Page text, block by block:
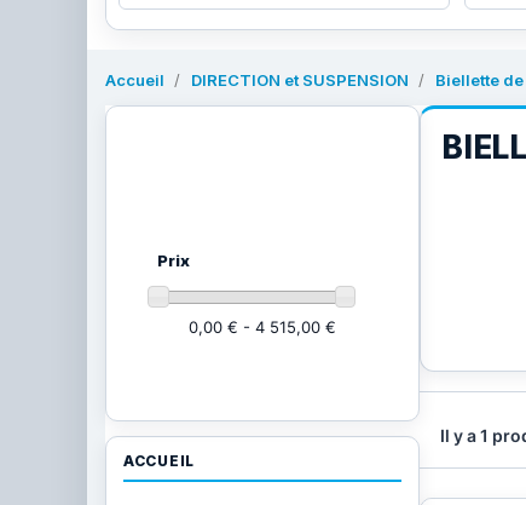
Accueil DIRECTION et SUSPENSION Biellette
Il y a 1
Prix
0,00 € - 4 515,00 €
ACCUEIL